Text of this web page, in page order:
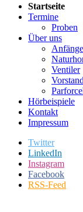
Startseite
Termine
Proben
Über uns
Ventiler
Vorstand
Hörbeispiele
Kontakt
Impressum
Twitter
LinkedIn
Instagram
Facebook
RSS-Feed